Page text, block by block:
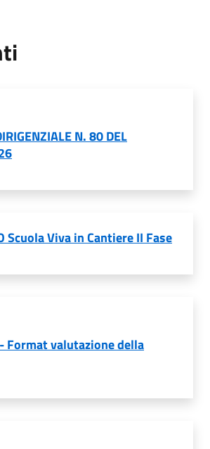
N. 80 DEL
Scuola Viva in Cantiere II Fase
Format valutazione della